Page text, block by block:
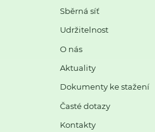
Sběrná síť
Udržitelnost
O nás
Aktuality
Dokumenty ke stažení
Časté dotazy
Kontakty